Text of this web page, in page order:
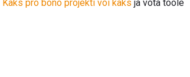
Kaks pro bono projekti või kaks ja võta tööle